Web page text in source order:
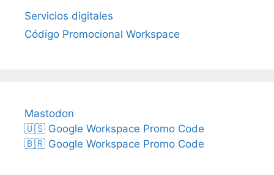
Servicios digitales
Código Promocional Workspace
Mastodon
🇺🇸 Google Workspace Promo Code
🇧🇷 Google Workspace Promo Code